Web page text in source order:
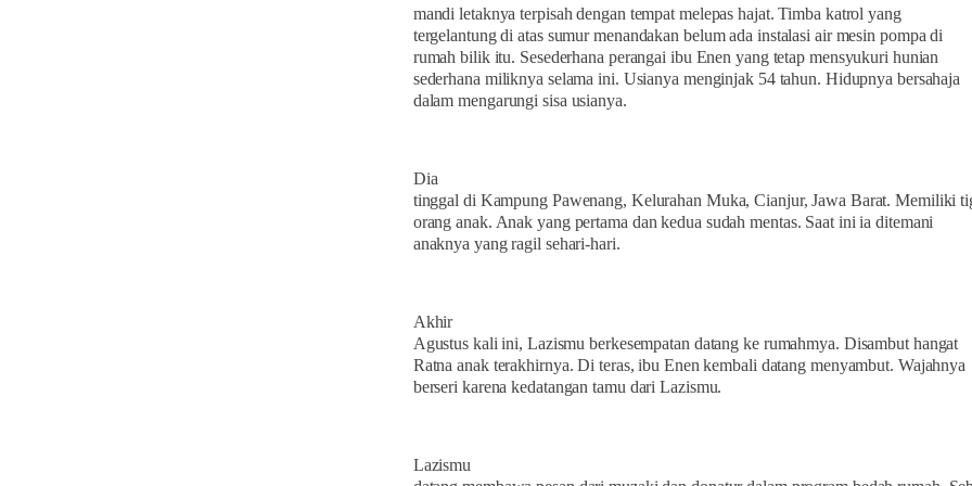
mandi letaknya terpisah dengan tempat melepas hajat. Timba katrol yang
tergelantung di atas sumur menandakan belum ada instalasi air mesin pompa di
rumah bilik itu. Sesederhana perangai ibu Enen yang tetap mensyukuri hunian
sederhana miliknya selama ini. Usianya menginjak 54 tahun. Hidupnya bersahaja
dalam mengarungi sisa usianya.
Dia
tinggal di Kampung Pawenang, Kelurahan Muka, Cianjur, Jawa Barat. Memiliki
orang anak. Anak yang pertama dan kedua sudah mentas. Saat ini ia ditemani
anaknya yang ragil sehari-hari.
Akhir
Agustus kali ini, Lazismu berkesempatan datang ke rumahmya. Disambut hangat
Ratna anak terakhirnya. Di teras, ibu Enen kembali datang menyambut. Wajahnya
berseri karena kedatangan tamu dari Lazismu.
Lazismu